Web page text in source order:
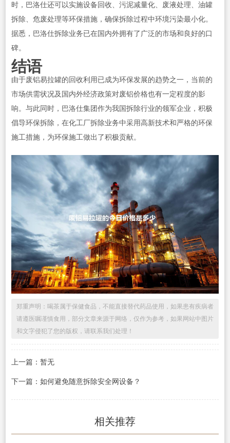
时，巴洛仕还可以实施设备回收、污泥减量化、废液处理、油罐
拆除、危废处理等环保措施，确保拆除过程中环境污染最小化。
据悉，巴洛仕拆除业务已在国内外拥有了广泛的市场和良好的口
碑。
结语
由于废铝易拉罐的回收利用已成为环保发展的趋势之一，当前的
市场供需状况及国内外经济政策对废铝价格也有一定程度的影
响。与此同时，巴洛仕集团作为我国拆除行业的领军企业，积极
倡导环保拆除，在化工厂拆除业务中采用高新技术和严格的环保
施工措施，为环保施工做出了积极贡献。
郑重声明：喝茶属于保健食品，不能直接替代药品使用，如果患有疾病者
请遵医嘱谨慎食用，部分文章来源于网络，仅作为参考，如果网站中图片
和文字侵犯了您的版权，请联系我们处理！
上一篇：暂无
下一篇：如何避免随意拆除安全网设备？
相关推荐